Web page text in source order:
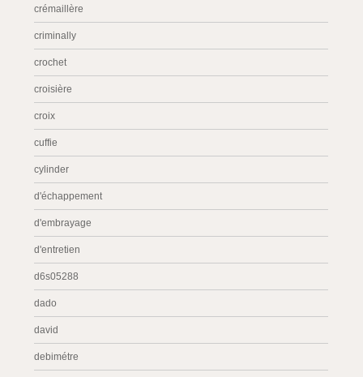
crémaillère
criminally
crochet
croisière
croix
cuffie
cylinder
d'échappement
d'embrayage
d'entretien
d6s05288
dado
david
debimétre